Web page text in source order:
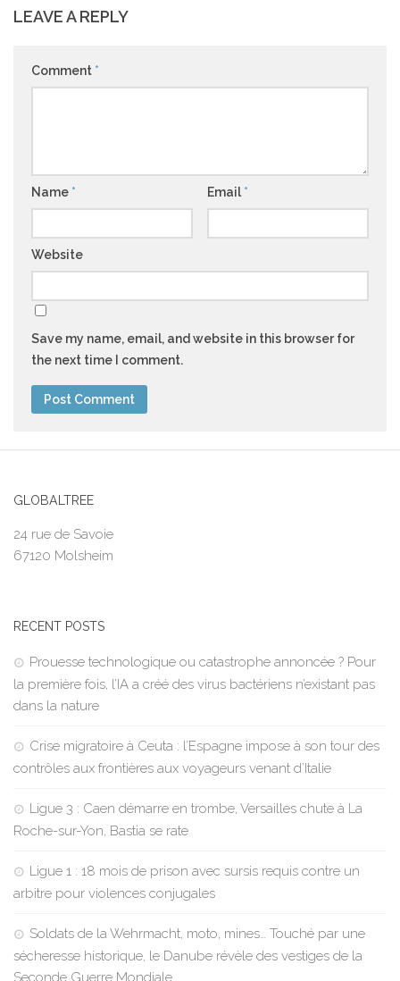
LEAVE A REPLY
Comment *
Name * Email *
Website
Save my name, email, and website in this browser for
the next time I comment.
GLOBALTREE
24 rue de Savoie
67120 Molsheim
RECENT POSTS
Prouesse technologique ou catastrophe annoncée ? Pour
la première fois, l’IA a créé des virus bactériens n’existant pas
dans la nature
Crise migratoire à Ceuta : l’Espagne impose à son tour des
contrôles aux frontières aux voyageurs venant d’Italie
Ligue 3 : Caen démarre en trombe, Versailles chute à La
Roche-sur-Yon, Bastia se rate
Ligue 1 : 18 mois de prison avec sursis requis contre un
arbitre pour violences conjugales
Soldats de la Wehrmacht, moto, mines… Touché par une
sécheresse historique, le Danube révèle des vestiges de la
Seconde Guerre Mondiale